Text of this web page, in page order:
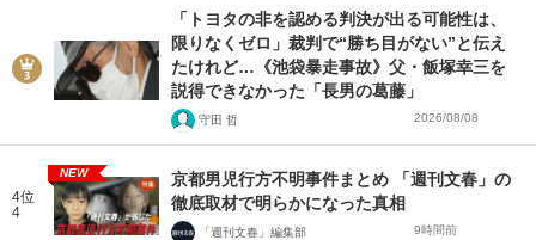
「トヨタの非を認める判決が出る可能性は、
限りなくゼロ」裁判で“勝ち目がない”と伝え
たけれど…《池袋暴走事故》父・飯塚幸三を
説得できなかった「長男の葛藤」
守田 哲 2026/08/08
4位
4
NEW
京都男児行方不明事件まとめ 「週刊文春」の
徹底取材で明らかになった真相
「週刊文春」編集部 9時間前